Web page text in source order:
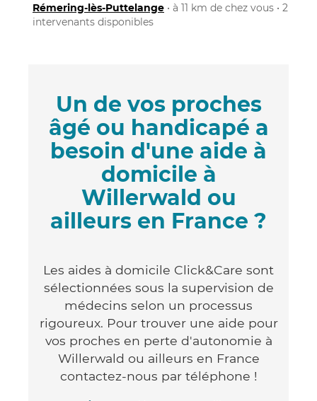
Rémering-lès-Puttelange • à 11 km de chez vous • 2
intervenants disponibles
Un de vos proches
âgé ou handicapé a
besoin d'une aide à
domicile à
Willerwald ou
ailleurs en France ?
Les aides à domicile Click&Care sont
sélectionnées sous la supervision de
médecins selon un processus
rigoureux. Pour trouver une aide pour
vos proches en perte d'autonomie à
Willerwald ou ailleurs en France
contactez-nous par téléphone !